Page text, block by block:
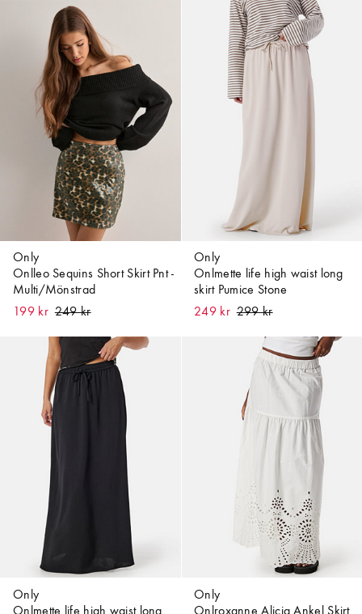
Only
Onlleo Sequins Short Skirt Pnt -
Multi/Mönstrad
199 kr
Only
Onlmette life high waist long
skirt Pumice Stone
249 kr
Only
Onlmette life high waist long
Only
Onlroxanne Alicia Ankel Skirt